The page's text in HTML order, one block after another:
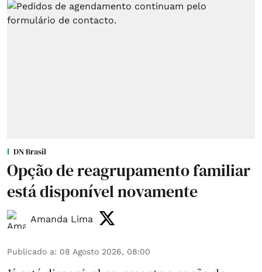
DN Brasil
Opção de reagrupamento familiar
está disponível novamente
Amanda Lima
Publicado a: 08 Agosto 2026, 08:00